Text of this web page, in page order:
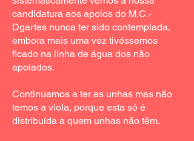
candidatura aos apoios do M.C.-
Dgartes nunca ter sido contemplada,
embora mais uma vez tivéssemos
ficado na linha de água dos não
apoiados.
Continuamos a ter as unhas mas não
temos a viola, porque esta só é
distribuída a quem unhas não têm.